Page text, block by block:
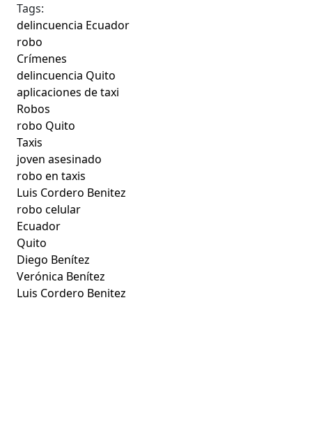
Tags:
delincuencia Ecuador
robo
Crímenes
delincuencia Quito
aplicaciones de taxi
Robos
robo Quito
Taxis
joven asesinado
robo en taxis
Luis Cordero Benitez
robo celular
Ecuador
Quito
Diego Benítez
Verónica Benítez
Luis Cordero Benitez